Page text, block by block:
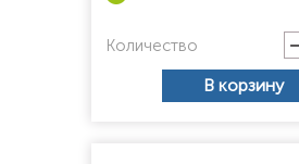
Количество
В корзину